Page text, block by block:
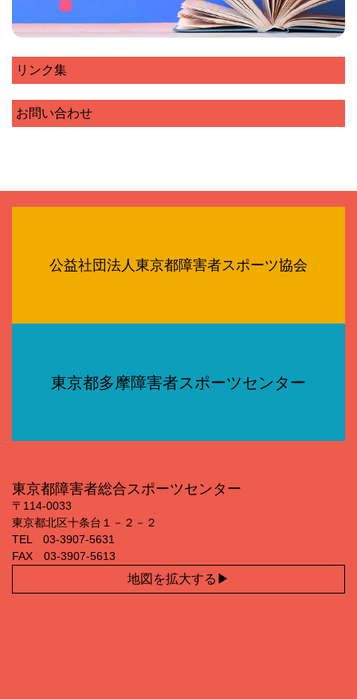
リンク集
お問い合わせ
公益社団法人東京都障害者スポーツ協会
東京都多摩障害者スポーツセンター
東京都障害者総合スポーツセンター
〒114‐0033
東京都北区十条台１－２－２
TEL 03‐3907‐5631
FAX 03‐3907‐5613
地図を拡大する